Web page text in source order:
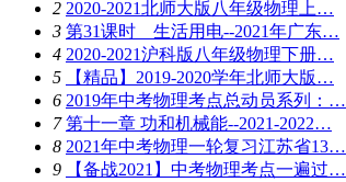
2 2020-2021北师大版八年级物理上…
3 第31课时 生活用电--2021年广东…
4 2020-2021沪科版八年级物理下册…
5
【精品】2019-2020学年北师大版…
6 2019年中考物理考点总动员系列：…
7 第十一章 功和机械能--2021-2022…
8 2021年中考物理一轮复习江苏省13…
9
【备战2021】中考物理考点一遍过…